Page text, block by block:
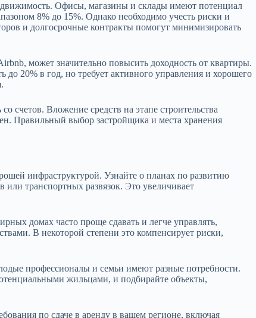
Офисы, магазины и склады имеют потенциал
8% до 15%. Однако необходимо учесть риски и
и долгосрочные контракты помогут минимизировать
может значительно повысить доходность от квартиры.
до 20% в год, но требует активного управления и хорошего
счетов. Вложение средств на этапе строительства
Правильный выбор застройщика и места хранения
инфраструктурой. Узнайте о планах по развитию
или транспортных развязок. Это увеличивает
домах часто проще сдавать и легче управлять,
В некоторой степени это компенсирует риски,
профессионалы и семьи имеют разные потребности.
жильцами, и подбирайте объекты,
по сдаче в аренду в вашем регионе, включая